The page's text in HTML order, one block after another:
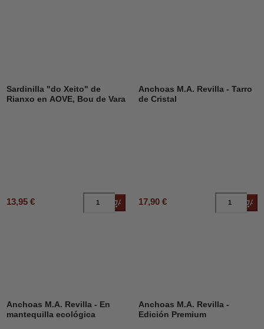
Sardinilla "do Xeito" de
Rianxo en AOVE, Bou de Vara
13,95 € Añadir al carrito
Anchoas M.A. Revilla - Tarro
de Cristal
17,90 €
Anchoas M.A. Revilla - En
mantequilla ecológica
Anchoas M.A. Revilla -
Edición Premium